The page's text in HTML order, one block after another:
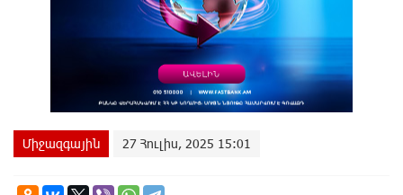
Միջազգային 27 Հուլիս, 2025 15:01